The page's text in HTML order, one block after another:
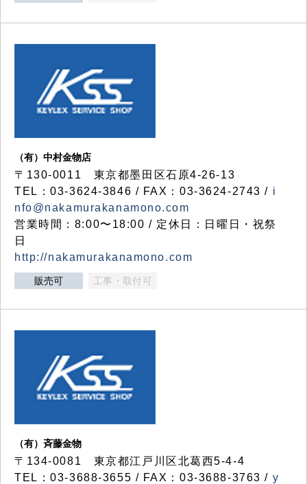
（有）中村金物店
〒130-0011 東京都墨田区石原4-26-13
TEL：03-3624-3846 / FAX：03-3624-2743 / i
nfo@nakamurakanamono.com
営業時間：8:00〜18:00 / 定休日：日曜日・祝祭
日
http://nakamurakanamono.com
販売可 工事・取付可
（有）斉藤金物
〒134-0081 東京都江戸川区北葛西5-4-4
TEL：03-3688-3655 / FAX：03-3688-3763 / y